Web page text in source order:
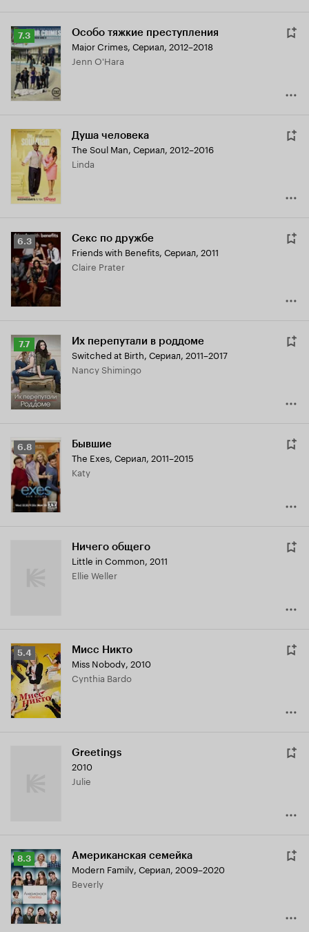
Рейтинг
Кинопоиска
7.3
7.3 Особо тяжкие преступления
Major Crimes, Сериал, 2012–2018
Jenn O'Hara
Душа человека
The Soul Man, Сериал, 2012–2016
Linda
Рейтинг
Кинопоиска
6.3
6.3 Секс по дружбе
Friends with Benefits, Сериал, 2011
Claire Prater
Рейтинг
Кинопоиска
7.7
7.7 Их перепутали в роддоме
Switched at Birth, Сериал, 2011–2017
Nancy Shimingo
Рейтинг
Кинопоиска
6.8
6.8 Бывшие
The Exes, Сериал, 2011–2015
Katy
Ничего общего
Little in Common, 2011
Ellie Weller
Рейтинг
Кинопоиска
5.4
5.4 Мисс Никто
Miss Nobody, 2010
Cynthia Bardo
Greetings
2010
Julie
Рейтинг
Кинопоиска
8.3
8.3 Американская семейка
Modern Family, Сериал, 2009–2020
Beverly